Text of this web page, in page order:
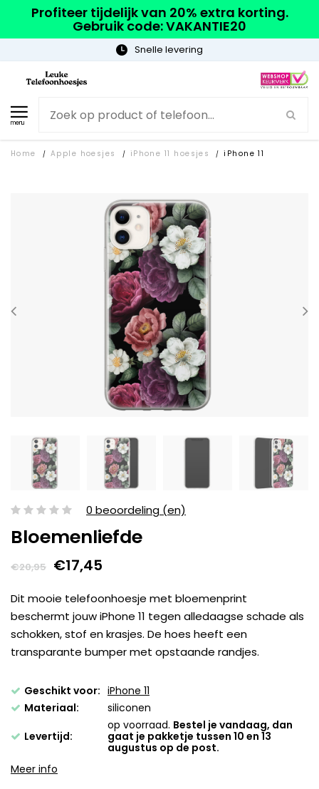
Profiteer tijdelijk van 20% extra korting.
Gebruik code: VAKANTIE20
Gratis verzending
menu
Home / Apple hoesjes / iPhone 11 hoesjes / iPhone 11
0 beoordeling (en)
Bloemenliefde
€20,95 €17,45
Dit mooie telefoonhoesje met bloemenprint
beschermt jouw iPhone 11 tegen alledaagse schade als
schokken, stof en krasjes. De hoes heeft een
transparante bumper met opstaande randjes.
Geschikt voor: iPhone 11
Materiaal:
siliconen
Levertijd:
op voorraad. Bestel je vandaag, dan
gaat je pakketje tussen 10 en 13
augustus op de post.
Meer info